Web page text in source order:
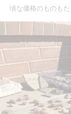
頃な価格のものもた